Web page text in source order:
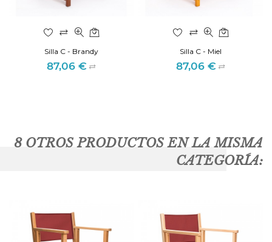
Silla C - Brandy
Precio
87,06 €
Silla C - Miel
Precio
87,06 €
8 OTROS PRODUCTOS EN LA MISMA
CATEGORÍA: